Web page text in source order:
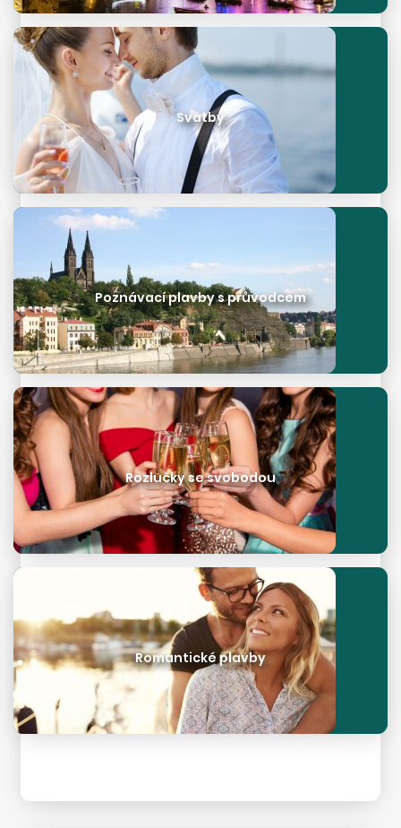
Svatby
Poznávací plavby s průvodcem
Rozlučky se svobodou
Romantické plavby